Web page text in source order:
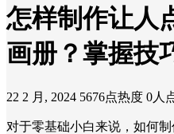
怎样制作让人
画册？掌握技
22 2 月, 2024 5676点热度 0人
对于零基础小白来说，如何